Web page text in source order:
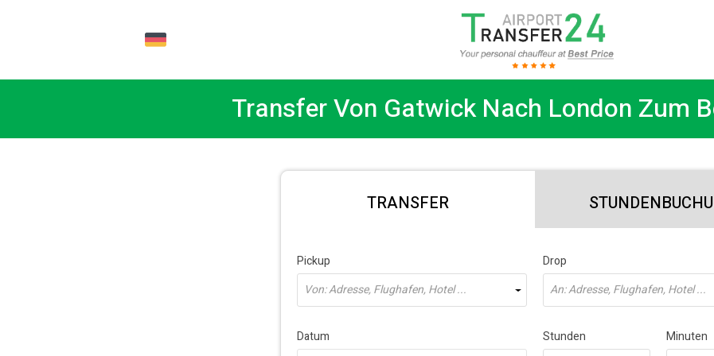
Transfer Von Gatwick Nach London Zum
TRANSFER
Pickup
Von: Adresse, Flughafen, Hotel ...
Drop
An: Adresse, Flughafen, Hotel ...
Datum Stunden Minuten